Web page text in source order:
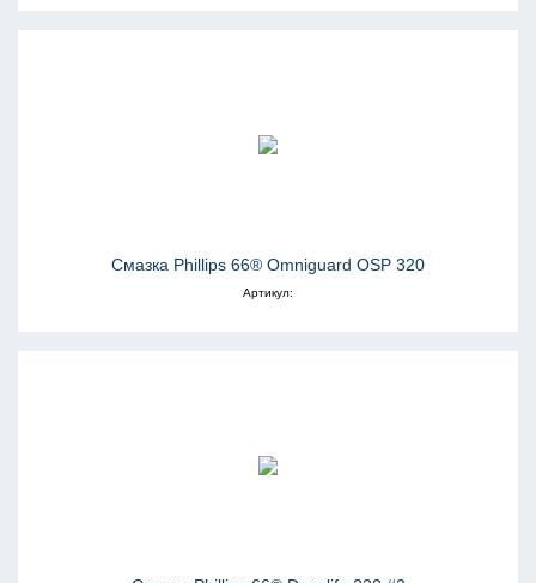
Смазка Phillips 66® Omniguard OSP 320
Артикул: